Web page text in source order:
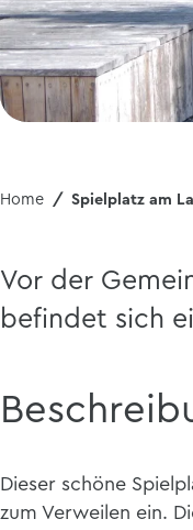
Home Spielplatz am
Vor der
befindet sich
Dieser schöne
zum Verweilen ein.